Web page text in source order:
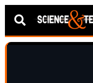
Aller
contenuSearch